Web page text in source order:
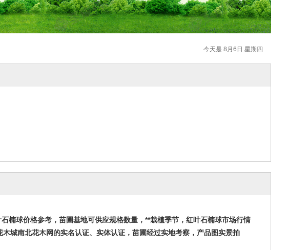
今天是 8月6日 星期四
楠球价格参考，苗圃基地可供应规格数量，**栽植季节，红叶石楠球市场行情
城南北花木网的实名认证、实体认证，苗圃经过实地考察，产品图实景拍